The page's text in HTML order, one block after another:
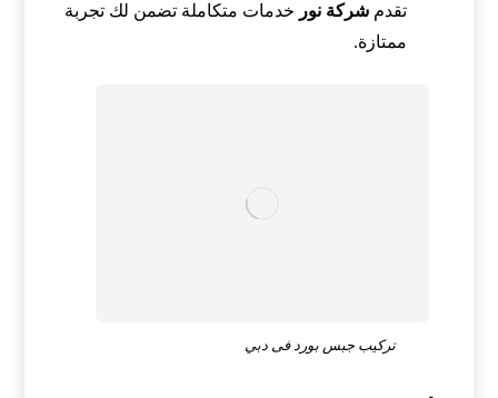
تقدمشركة نور خدمات متكاملة تضمن لك تجربة
ممتازة.
تركيب جبس بورد فى دبي